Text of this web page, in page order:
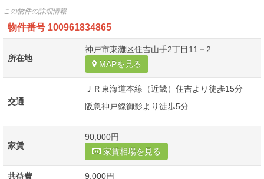
この物件の詳細情報
物件番号 100961834865
所在地
神戸市東灘区住吉山手2丁目11－2
MAPを見る
交通
ＪＲ東海道本線（近畿）住吉より徒歩15分
阪急神戸線御影より徒歩5分
家賃
90,000円
家賃相場を見る
共益費 9,000円